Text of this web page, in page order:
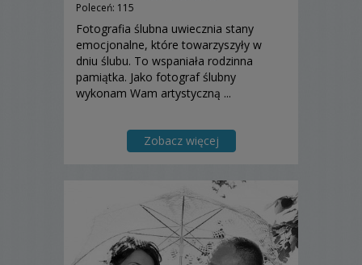
Poleceń: 115
Fotografia ślubna uwiecznia stany
emocjonalne, które towarzyszyły w
dniu ślubu. To wspaniała rodzinna
pamiątka. Jako fotograf ślubny
wykonam Wam artystyczną ...
Zobacz więcej